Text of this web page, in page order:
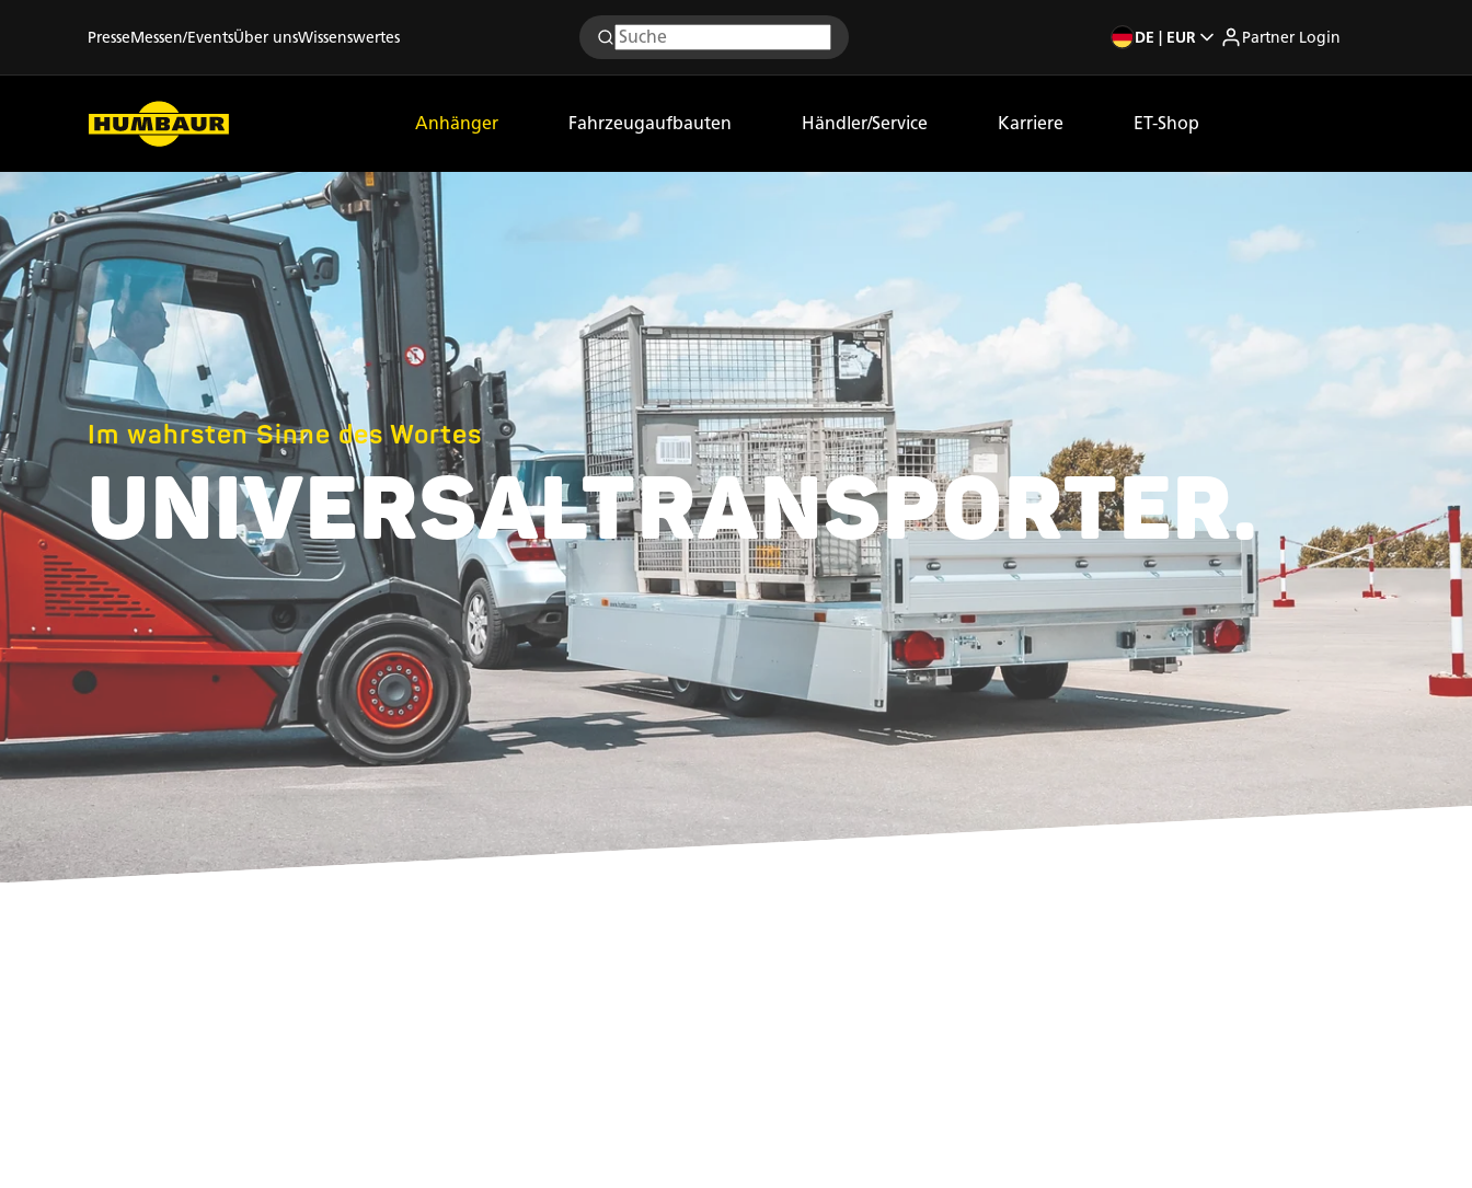
PresseMessen/EventsÜber unsWissenswertes DE | EUR Partner Login
Anhänger Fahrzeugaufbauten Händler/Service Karriere ET-Shop
Im wahrsten Sinne des Wortes
UNIVERSALTRANSPORTER.